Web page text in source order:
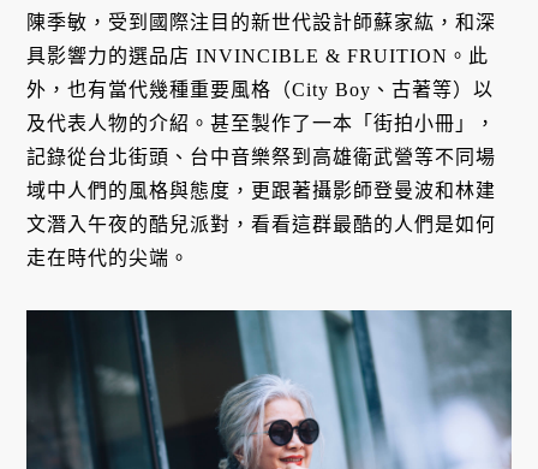
陳季敏，受到國際注目的新世代設計師蘇家紘，和深
具影響力的選品店 INVINCIBLE & FRUITION。此
外，也有當代幾種重要風格（City Boy、古著等）以
及代表人物的介紹。甚至製作了一本「街拍小冊」，
記錄從台北街頭、台中音樂祭到高雄衛武營等不同場
域中人們的風格與態度，更跟著攝影師登曼波和林建
文潛入午夜的酷兒派對，看看這群最酷的人們是如何
走在時代的尖端。